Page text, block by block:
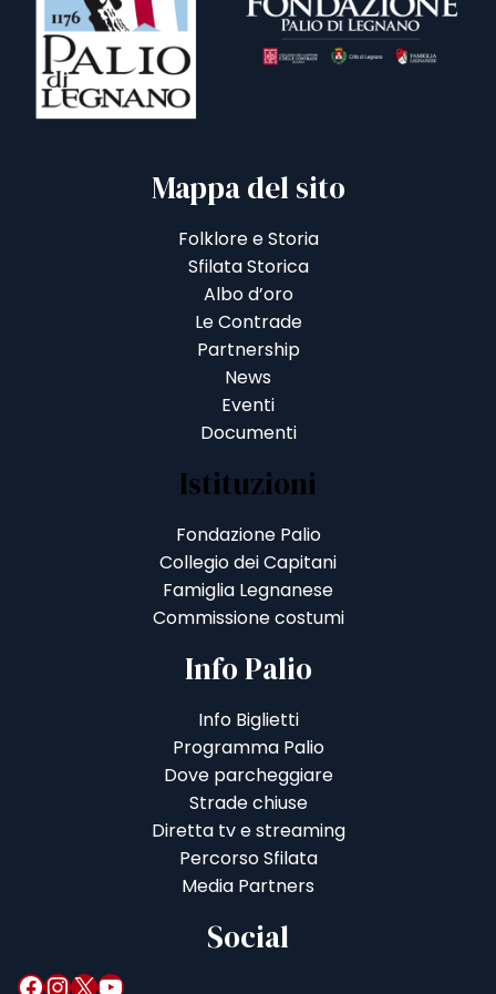
Mappa del sito
Folklore e Storia
Sfilata Storica
Albo d’oro
Le Contrade
Partnership
News
Eventi
Documenti
Istituzioni
Fondazione Palio
Collegio dei Capitani
Famiglia Legnanese
Commissione costumi
Info Palio
Info Biglietti
Programma Palio
Dove parcheggiare
Strade chiuse
Diretta tv e streaming
Percorso Sfilata
Media Partners
Social
Facebook InstagramX YouTube